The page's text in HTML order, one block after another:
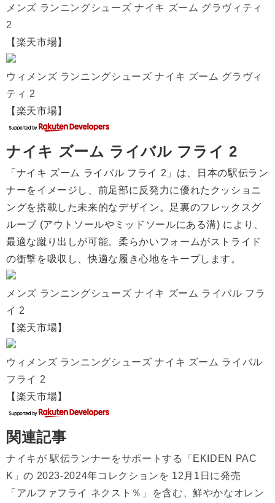
メンズ ランニングシューズ ナイキ ズーム グラヴィティ
2
【楽天市場】
ウィメンズ ランニングシューズ ナイキ ズーム グラヴィ
ティ 2
【楽天市場】
ナイキ ズーム ライバル フライ 2
「ナイキ ズーム ライバル フライ 2」は、日本の駅伝ラン
ナーをイメージし、前足部に反発力に優れたクッショニ
ングを搭載した未来的なデザイン。足裏のフレックスグ
ルーブ (アウトソールやミッドソールにある溝) により、
最適な蹴り出しが可能。柔らかいフォームがストライド
の衝撃を吸収し、快適な履き心地をキープします。
メンズ ランニングシューズ ナイキ ズーム ライバル フラ
イ 2
【楽天市場】
ウィメンズ ランニングシューズ ナイキ ズーム ライバル
フライ 2
【楽天市場】
関連記事
ナイキが 駅伝ランナーをサポートする「EKIDEN PAC
K」の 2023-2024年コレクションを 12月1日に発売
「アルファフライ ネクスト％」を含む、鮮やかなオレン